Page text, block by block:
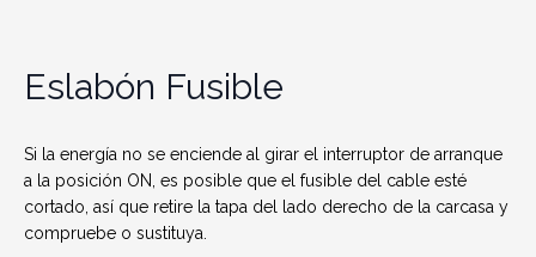
Eslabón Fusible
Si la energía no se enciende al girar el interruptor de arranque
a la posición ON, es posible que el fusible del cable esté
cortado, así que retire la tapa del lado derecho de la carcasa y
compruebe o sustituya.